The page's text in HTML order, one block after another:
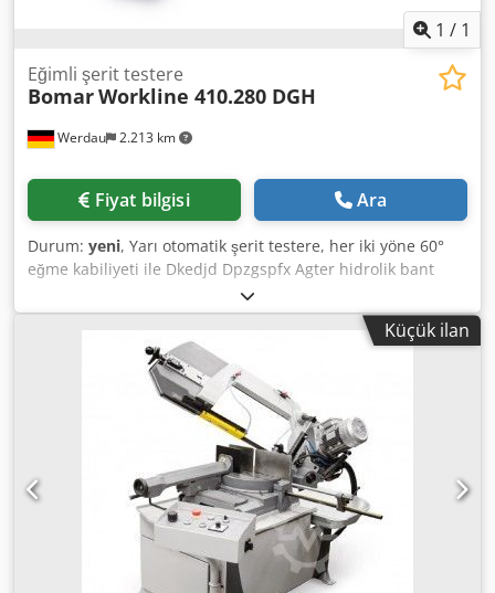
1 / 1
Werdau 2.213 km
Eğimli şerit testere
BomarWorkline 410.280 DGH
Fiyat bilgisi Ara
Durum: yeni, Yarı otomatik şerit testere, her iki yöne 60°
eğme kabiliyeti ile Dkedjd Dpzgspfx Agter hidrolik bant
gerilimi göstergesi dahil Minimum miktarda yağlama
sonradan takılabilir Kesim kapasitesi: 90° dairesel 280 mm
/ düz 410 x 280 mm / kare 280 mm 45° sağ dairesel 280
mm / düz 310 x 150 mm / kare 270 mm 45° sol dairesel 280
mm / düz 330 x 100 mm / kare 280 mm 60° sağ dairesel
210 mm / düz 205 x 100 mm / kare 190 mm 60° sol dairesel
220 mm / düz 225 x 100 mm / kare 210 mm Malzeme
sehpa yüksekliği 756 mm Testere bıçağı ölçüsü
3800x0,9x27 mm Kesim hızı 20-120 m/dak Tahrik gücü 2,2
kW Boyutlar (U x G x Y) 2130 x 1070 x 1440 mm Ağırlık 530
kg Fiyat talep üzerine
Küçük ilan